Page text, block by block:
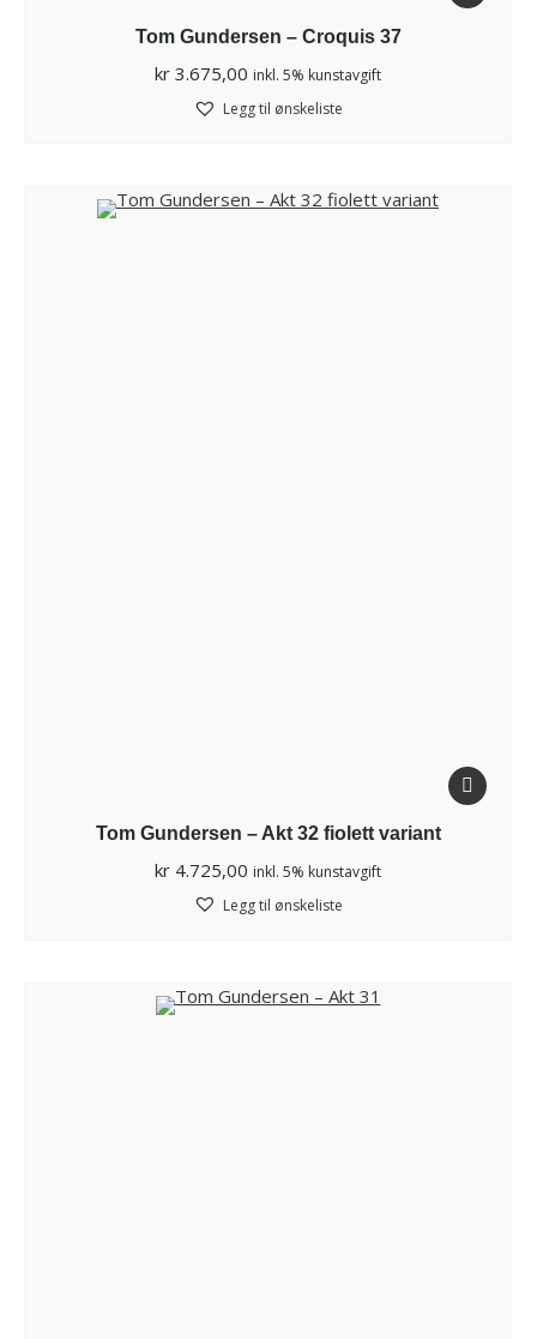
Tom Gundersen – Croquis 37
kr 3.675,00 inkl. 5% kunstavgift
Legg til ønskeliste
Tom Gundersen – Akt 32 fiolett variant
kr 4.725,00 inkl. 5% kunstavgift
Legg til ønskeliste